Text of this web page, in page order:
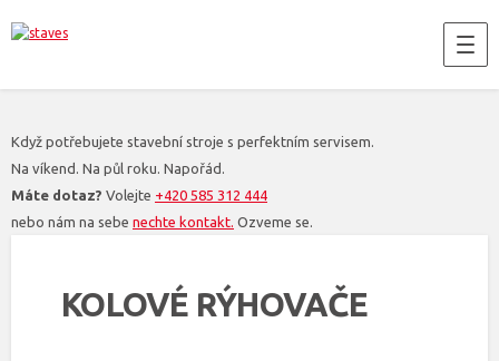
Když potřebujete stavební stroje s perfektním servisem.
Na víkend. Na půl roku. Napořád.
Máte dotaz? Volejte +420 585 312 444
nebo nám na sebe nechte kontakt. Ozveme se.
KOLOVÉ RÝHOVAČE